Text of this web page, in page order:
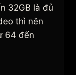
32GB là đủ
thì nên
64 đến